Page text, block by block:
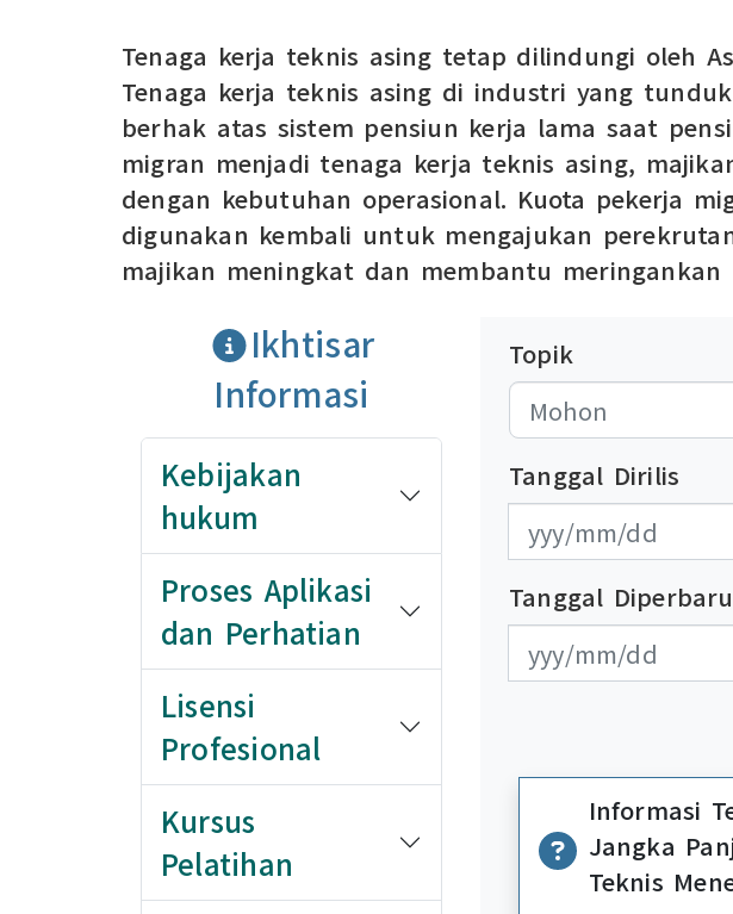
Tenaga kerja teknis asing tetap dilindungi oleh
Tenaga kerja teknis asing di industri yang
berhak atas sistem pensiun kerja lama saat
migran menjadi tenaga kerja teknis asing,
dengan kebutuhan operasional. Kuota pekerja
digunakan kembali untuk mengajukan
majikan meningkat dan membantu
Ikhtisar
Informasi
Kebijakan
hukum
Proses Aplikasi
dan Perhatian
Lisensi
Profesional
Kursus
Pelatihan
Topik
Tanggal Dirilis
發布日期開始
發布日期結束
Tanggal
更新日期開始
更新日期結束
Informasi
Jangka
Teknis